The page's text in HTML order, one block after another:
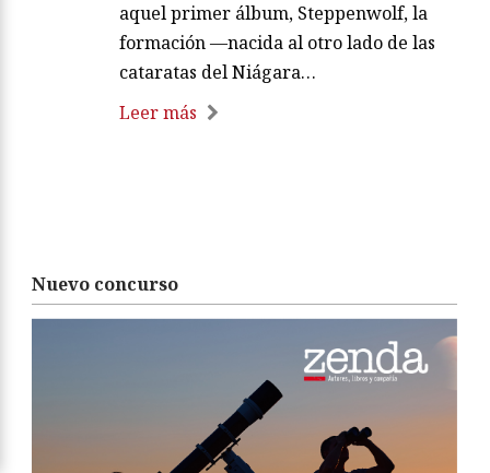
aquel primer álbum, Steppenwolf, la
formación —nacida al otro lado de las
cataratas del Niágara…
Leer más
Nuevo concurso